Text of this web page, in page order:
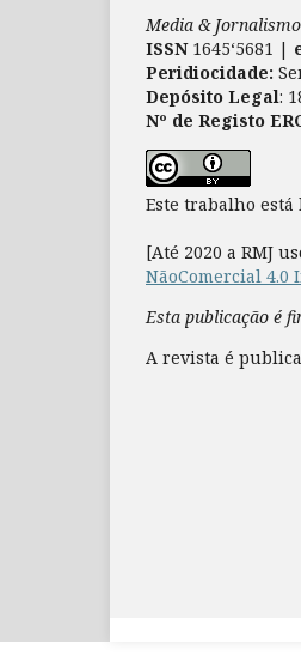
Media & Jornalismo
ISSN 1645‘5681 |
Peridiocidade:
Depósito Legal:
Nº de Registo
Este trabalho
[Até 2020 a RMJ
NãoComercial 4.0
Esta publicação é
A revista é